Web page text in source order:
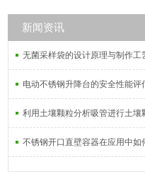
新闻资讯
无菌采样袋的设计原理与制作工
电动不锈钢升降台的安全性能评
利用土壤颗粒分析吸管进行土壤
不锈钢开口直壁容器在应用中如